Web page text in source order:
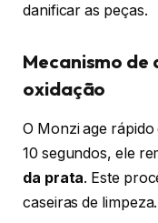
danificar as peças.
Mecanismo de
oxidação
O Monzi age
10 segundos, ele
da prata. Este
caseiras de limpeza.